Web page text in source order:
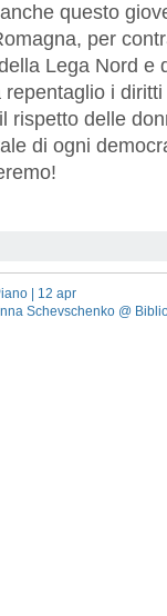
questo
per
Lega Nord e
i
rispetto delle
di ogni
| 12 apr
Schevschenko @